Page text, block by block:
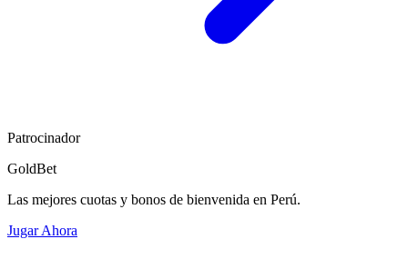
Patrocinador
GoldBet
Las mejores cuotas y bonos de bienvenida en Perú.
Jugar Ahora